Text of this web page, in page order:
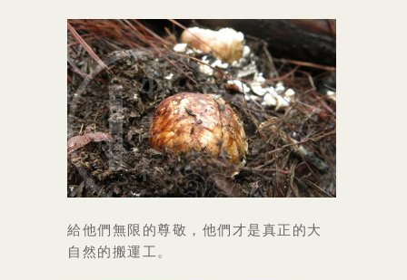
給他們無限的尊敬，他們才是真正的大
自然的搬運工。